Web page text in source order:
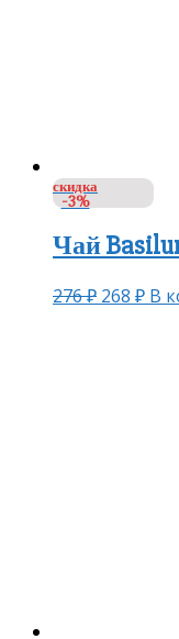
скидка
-3%
Чай
276₽ 268 ₽ В